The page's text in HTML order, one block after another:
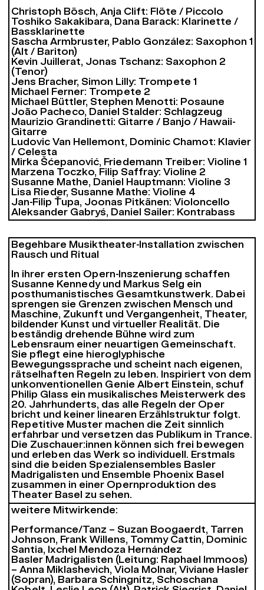
Christoph Bösch, Anja Clift: Flöte / Piccolo
Toshiko Sakakibara, Dana Barack: Klarinette /
Bassklarinette
Sascha Armbruster, Pablo González: Saxophon 1
(Alt / Bariton)
Kevin Juillerat, Jonas Tschanz: Saxophon 2
(Tenor)
Jens Bracher, Simon Lilly: Trompete 1
Michael Ferner: Trompete 2
Michael Büttler, Stephen Menotti: Posaune
João Pacheco, Daniel Stalder: Schlagzeug
Maurizio Grandinetti: Gitarre / Banjo / Hawaii-
Gitarre
Ludovic Van Hellemont, Dominic Chamot: Klavier
/ Celesta
Mirka Šćepanović, Friedemann Treiber: Violine 1
Marzena Toczko, Filip Saffray: Violine 2
Susanne Mathe, Daniel Hauptmann: Violine 3
Lisa Rieder, Susanne Mathe: Violine 4
Jan-Filip Ťupa, Joonas Pitkänen: Violoncello
Aleksander Gabryś, Daniel Sailer: Kontrabass
Begehbare Musiktheater-Installation zwischen
Rausch und Ritual
In ihrer ersten Opern-Inszenierung schaffen
Susanne Kennedy und Markus Selg ein
posthumanistisches Gesamtkunstwerk. Dabei
sprengen sie Grenzen zwischen Mensch und
Maschine, Zukunft und Vergangenheit, Theater,
bildender Kunst und virtueller Realität. Die
beständig drehende Bühne wird zum
Lebensraum einer neuartigen Gemeinschaft.
Sie pflegt eine hieroglyphische
Bewegungssprache und scheint nach eigenen,
rätselhaften Regeln zu leben. Inspiriert von dem
unkonventionellen Genie Albert Einstein, schuf
Philip Glass ein musikalisches Meisterwerk des
20. Jahrhunderts, das alle Regeln der Oper
bricht und keiner linearen Erzählstruktur folgt.
Repetitive Muster machen die Zeit sinnlich
erfahrbar und versetzen das Publikum in Trance.
Die Zuschauer:innen können sich frei bewegen
und erleben das Werk so individuell. Erstmals
sind die beiden Spezialensembles Basler
Madrigalisten und Ensemble Phoenix Basel
zusammen in einer Opernproduktion des
Theater Basel zu sehen.
weitere Mitwirkende:
Performance/Tanz – Suzan Boogaerdt, Tarren
Johnson, Frank Willens, Tommy Cattin, Dominic
Santia, Ixchel Mendoza Hernández
Basler Madrigalisten (Leitung: Raphael Immoos)
– Anna Miklashevich, Viola Molnar, Viviane Hasler
(Sopran), Barbara Schingnitz, Schoschana